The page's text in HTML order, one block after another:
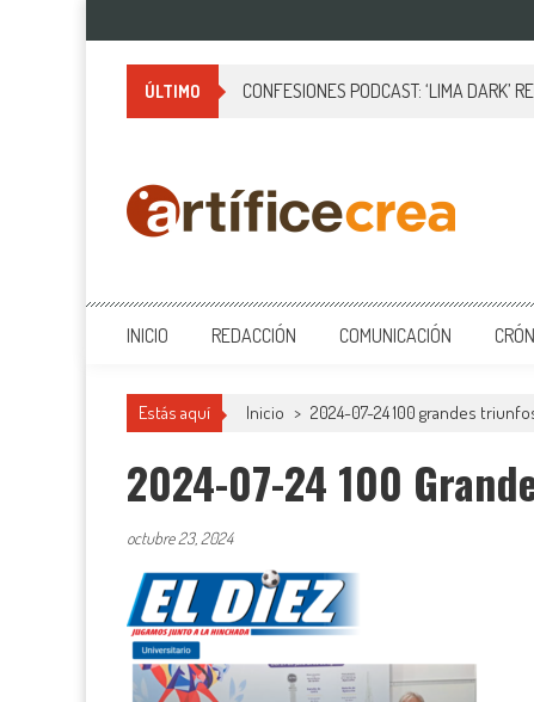
al
contenido
ÚLTIMO CONFESIONES PODCAST: ‘LIMA DARK’
Blog de Artífice Comunicadores, elaboramos contenidos
INICIO REDACCIÓN COMUNICACIÓN
Estás aquí Inicio > 2024-07-24 100 grandes
2024-07-24 100
octubre 23, 2024